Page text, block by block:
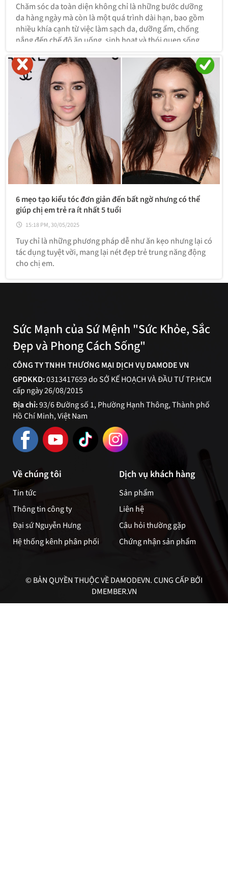
Chăm sóc da toàn diện không chỉ là những bước dưỡng
da hàng ngày mà còn là một quá trình dài hạn, bao gồm
nhiều khía cạnh từ việc làm sạch da, dưỡng ẩm, chống
nắng đến chế độ ăn uống, sinh hoạt và thói quen sống
làn da bạn luôn khỏe mạnh
6 mẹo tạo kiểu tóc đơn giản đến bất ngờ nhưng có thể
giúp chị em trẻ ra ít nhất 5 tuổi
15:18 PM, 30/05/2025
Tuy chỉ là những phương pháp dễ như ăn kẹo nhưng lại có
tác dụng tuyệt vời, mang lại nét đẹp trẻ trung năng động
cho chị em.
Sức Mạnh của Sứ Mệnh "Sức Khỏe, Sắc
Đẹp và Phong Cách Sống"
CÔNG TY TNHH THƯƠNG MẠI DỊCH VỤ DAMODE VN
GPDKKD:0313417659 do SỞ KẾ HOẠCH VÀ ĐẦU TƯ TP.HCM
cấp ngày 26/08/2015
Địa chỉ:93/6 Đường số 1, Phường Hạnh Thông, Thành phố
Hồ Chí Minh, Việt Nam
Về chúng tôi
Tin tức
Thông tin công ty
Đại sứ Nguyễn Hưng
Hệ thống kênh phân phối
Dịch vụ khách hàng
Sản phẩm
Liên hệ
Câu hỏi thường gặp
Chứng nhận sản phẩm
© BẢN QUYỀN THUỘC VỀ DAMODEVN. CUNG CẤP BỞI
DMEMBER.VN